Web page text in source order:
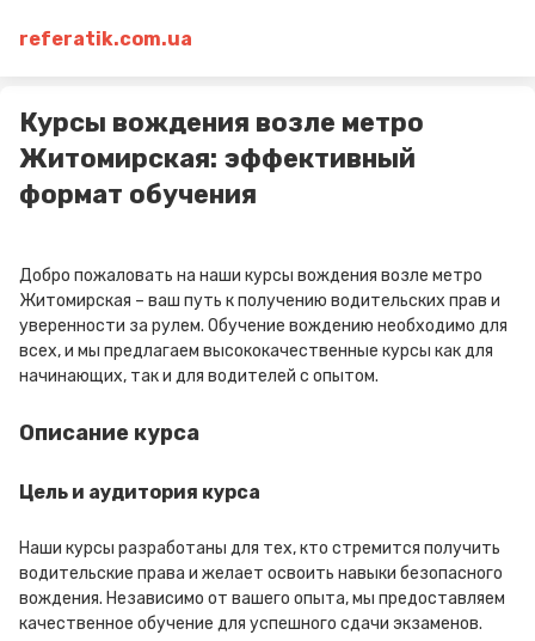
referatik.com.ua
Курсы вождения возле метро
Житомирская: эффективный
формат обучения
Добро пожаловать на наши курсы вождения возле метро
Житомирская – ваш путь к получению водительских прав и
уверенности за рулем. Обучение вождению необходимо для
всех, и мы предлагаем высококачественные курсы как для
начинающих, так и для водителей с опытом.
Описание курса
Цель и аудитория курса
Наши курсы разработаны для тех, кто стремится получить
водительские права и желает освоить навыки безопасного
вождения. Независимо от вашего опыта, мы предоставляем
качественное обучение для успешного сдачи экзаменов.